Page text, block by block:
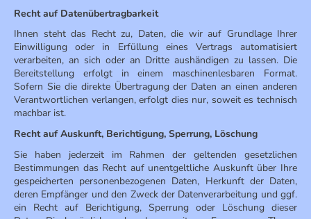
Recht auf Datenübertragbarkeit
Ihnen steht das Recht zu, Daten, die wir auf Grundlage Ihrer
Einwilligung oder in Erfüllung eines Vertrags automatisiert
verarbeiten, an sich oder an Dritte aushändigen zu lassen. Die
Bereitstellung erfolgt in einem maschinenlesbaren Format.
Sofern Sie die direkte Übertragung der Daten an einen anderen
Verantwortlichen verlangen, erfolgt dies nur, soweit es technisch
machbar ist.
Recht auf Auskunft, Berichtigung, Sperrung, Löschung
Sie haben jederzeit im Rahmen der geltenden gesetzlichen
Bestimmungen das Recht auf unentgeltliche Auskunft über Ihre
gespeicherten personenbezogenen Daten, Herkunft der Daten,
deren Empfänger und den Zweck der Datenverarbeitung und ggf.
ein Recht auf Berichtigung, Sperrung oder Löschung dieser